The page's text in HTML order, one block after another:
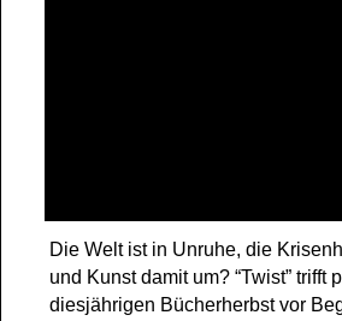
Die Welt ist in Unruhe, die
und Kunst damit um? “Twist”
diesjährigen Bücherherbst vor